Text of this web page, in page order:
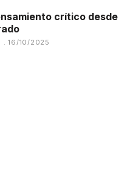
crítico desde
16/10/2025